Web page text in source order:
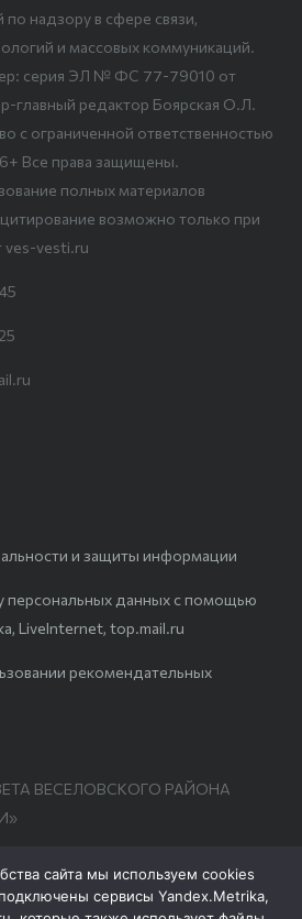
надзору в сфере связи,
и массовых коммуникаций.
серия ЭЛ № ФС 77-79010 от
главный редактор Боярская О.Л.
с ограниченной ответственностью
Все права защищены.
полных материалов
возможно только при
ves-vesti.ru
и защиты информации
персональных данных с помощью
LiveInternet, top.mail.ru
рекомендательных
ВЕСЕЛОВСКОГО РАЙОНА
сайта мы используем cookies
сервисы Yandex.Metrika,